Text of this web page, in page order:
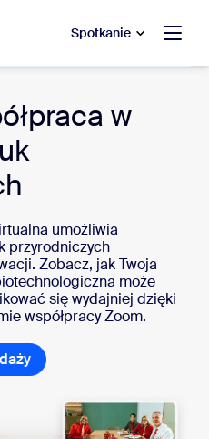
Spotkanie
w
umożliwia
przyrodniczych
Zobacz, jak Twoja
może
się wydajniej dzięki
współpracy Zoom.